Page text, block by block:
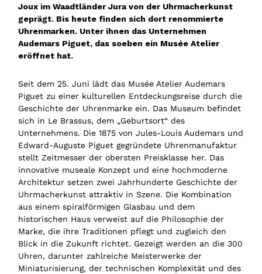
Joux im Waadtländer Jura von der Uhrmacherkunst
geprägt. Bis heute finden sich dort renommierte
Uhrenmarken. Unter ihnen das Unternehmen
Audemars Piguet, das soeben ein Musée Atelier
eröffnet hat.
Seit dem 25. Juni lädt das Musée Atelier Audemars
Piguet zu einer kulturellen Entdeckungsreise durch die
Geschichte der Uhrenmarke ein. Das Museum befindet
sich in Le Brassus, dem „Geburtsort“ des
Unternehmens. Die 1875 von Jules-Louis Audemars und
Edward-Auguste Piguet gegründete Uhrenmanufaktur
stellt Zeitmesser der obersten Preisklasse her. Das
innovative museale Konzept und eine hochmoderne
Architektur setzen zwei Jahrhunderte Geschichte der
Uhrmacherkunst attraktiv in Szene. Die Kombination
aus einem spiralförmigen Glasbau und dem
historischen Haus verweist auf die Philosophie der
Marke, die ihre Traditionen pflegt und zugleich den
Blick in die Zukunft richtet. Gezeigt werden an die 300
Uhren, darunter zahlreiche Meisterwerke der
Miniaturisierung, der technischen Komplexität und des